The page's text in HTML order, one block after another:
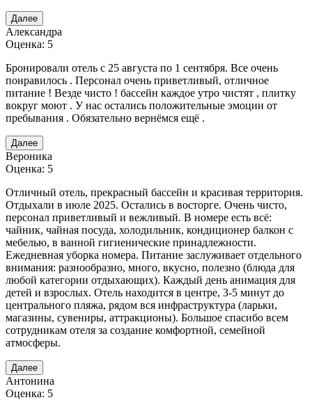
Далее
Александра
Оценка: 5
Бронировали отель с 25 августа по 1 сентября. Все очень
понравилось . Персонал очень приветливый, отличное
питание ! Везде чисто ! бассейн каждое утро чистят , плитку
вокруг моют . У нас остались положительные эмоции от
пребывания . Обязательно вернёмся ещё .
Далее
Вероника
Оценка: 5
Отличный отель, прекрасный бассейн и красивая территория.
Отдыхали в июле 2025. Остались в восторге. Очень чисто,
персонал приветливый и вежливый. В номере есть всё:
чайник, чайная посуда, холодильник, кондиционер балкон с
мебелью, в ванной гигиенические принадлежности.
Ежедневная уборка номера. Питание заслуживает отдельного
внимания: разнообразно, много, вкусно, полезно (блюда для
любой категории отдыхающих). Каждый день анимация для
детей и взрослых. Отель находится в центре, 3-5 минут до
центрального пляжа, рядом вся инфраструктура (ларьки,
магазины, сувениры, аттракционы). Большое спасибо всем
сотрудникам отеля за создание комфортной, семейной
атмосферы.
Далее
Антонина
Оценка: 5